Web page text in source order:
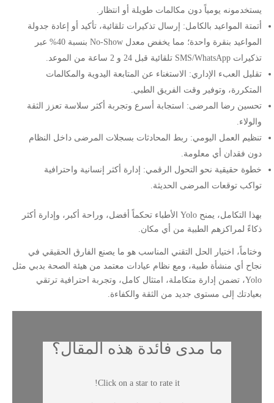
يستخدمونه يومياً دون مكالمات طويلة أو انتظار.
أتمتة المواعيد بالكامل: إرسال تذكيرات تلقائية، تأكيد أو إعادة جدولة
المواعيد بنقرة واحدة؛ مما يخفض معدل No-Show بنسبة 40% عبر
تذكيرات SMS/WhatsApp تلقائية قبل 24 و 2 ساعة من الموعد.
تقليل العبء الإداري: الاستغناء عن المتابعة اليدوية والمكالمات
المتكررة، وتوفير وقت الفريق الطبي.
تحسين رضا المرضى: استجابة أسرع وتجربة أكثر سلاسة تعزز الثقة
والولاء.
تنظيم العمل اليومي: ربط المحادثات بسجلات المرضى داخل النظام
دون فقدان أي معلومة.
خطوة حقيقية نحو التحول الرقمي: إدارة أكثر إنسانية واحترافية
تواكب توقعات المرضى الحديثة.
بهذا التكامل، يمنح Yolo الأطباء تحكماً أفضل، وراحة أكبر، وإدارة أكثر
ذكاءً لمراكزهم الطبية من أي مكان.
وختاماً، اختيار الحل التقني المناسب هو ما يصنع الفارق الحقيقي في
نجاح أي منشأة طبية، ومع نظام عيادات معتمد من هيئة الصحة بدبي مثل
Yolo، تضمن إدارة متكاملة، امتثال كامل، وتجربة احترافية ترتقي
بعيادتك إلى مستوى جديد من الثقة والكفاءة.
ما مدى فائدة هذه المقال؟
Click on a star to rate it!